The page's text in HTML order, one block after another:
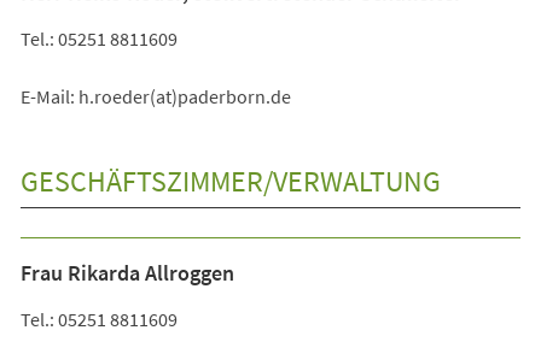
Tel.: 05251 8811609
E-Mail: h.roeder(at)paderborn.de
GESCHÄFTSZIMMER/VERWALTUNG
Frau Rikarda Allroggen
Tel.: 05251 8811609